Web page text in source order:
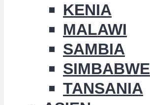
KENIA
MALAWI
SAMBIA
SIMBABWE
TANSANIA